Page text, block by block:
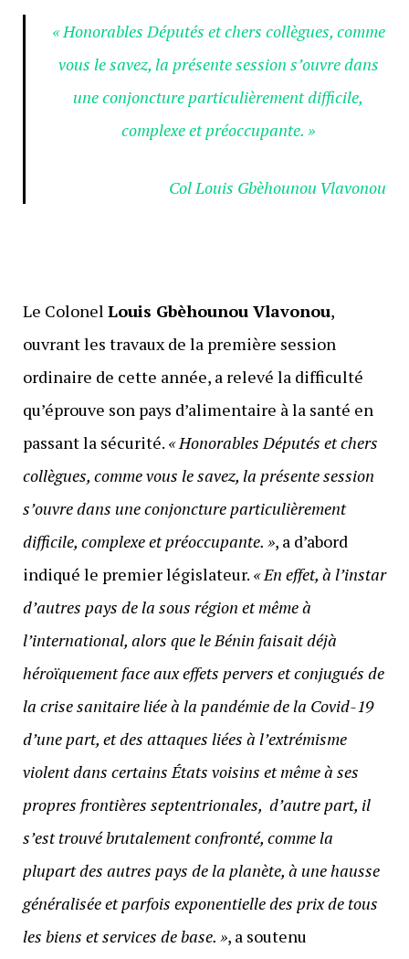
« Honorables Députés et chers collègues, comme
vous le savez, la présente session s’ouvre dans
une conjoncture particulièrement difficile,
complexe et préoccupante. »
Col Louis Gbèhounou Vlavonou
Le Colonel Louis Gbèhounou Vlavonou,
ouvrant les travaux de la première session
ordinaire de cette année, a relevé la difficulté
qu’éprouve son pays d’alimentaire à la santé en
passant la sécurité. « Honorables Députés et chers
collègues, comme vous le savez, la présente session
s’ouvre dans une conjoncture particulièrement
difficile, complexe et préoccupante. », a d’abord
indiqué le premier législateur. « En effet, à l’instar
d’autres pays de la sous région et même à
l’international, alors que le Bénin faisait déjà
héroïquement face aux effets pervers et conjugués de
la crise sanitaire liée à la pandémie de la Covid-19
d’une part, et des attaques liées à l’extrémisme
violent dans certains États voisins et même à ses
propres frontières septentrionales, d’autre part, il
s’est trouvé brutalement confronté, comme la
plupart des autres pays de la planète, à une hausse
généralisée et parfois exponentielle des prix de tous
les biens et services de base. », a soutenu